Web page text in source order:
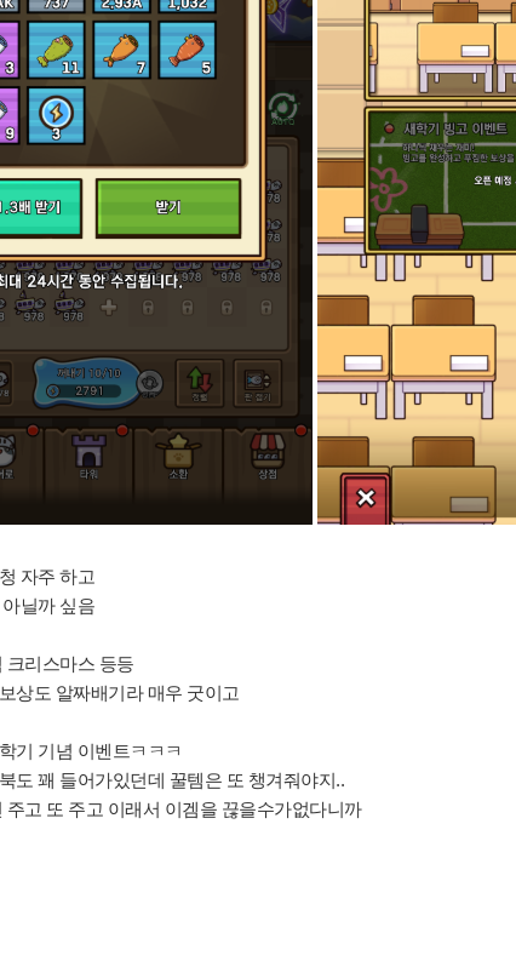
자주 하고
닐까 싶음
크리스마스 등등
상도 알짜배기라 매우 굿이고
기 기념 이벤트ㅋㅋㅋ
도 꽤 들어가있던데 꿀템은 또 챙겨줘야지..
주고 또 주고 이래서 이겜을 끊을수가없다니까